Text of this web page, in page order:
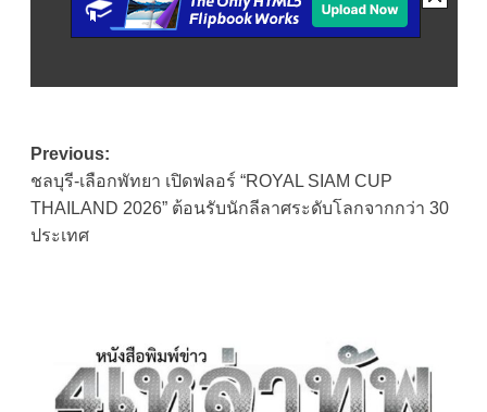
Post
navigation
Previous:
ชลบุรี-เลือกพัทยา เปิดฟลอร์ “ROYAL SIAM CUP
THAILAND 2026” ต้อนรับนักลีลาศระดับโลกจากกว่า 30
ประเทศ